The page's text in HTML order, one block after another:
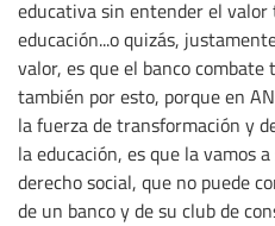
educativa sin entender el
educación...o quizás,
valor, es que el banco combate
también por esto, porque en
la fuerza de transformación y
la educación, es que la vamos
derecho social, que no puede
de un banco y de su club de